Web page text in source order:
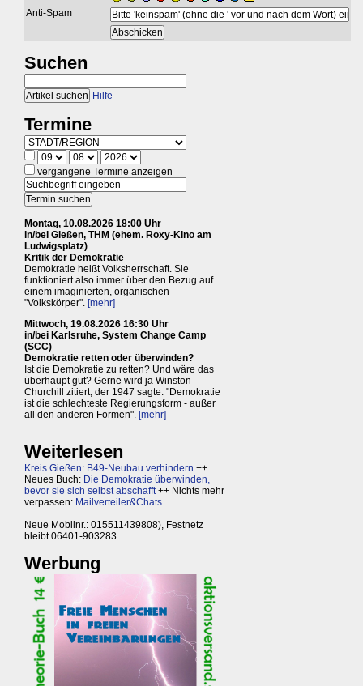
Anti-Spam
Suchen
Hilfe
Termine
vergangene Termine anzeigen
Montag, 10.08.2026 18:00 Uhr
in/bei Gießen, THM (ehem. Roxy-Kino am
Ludwigsplatz)
Kritik der Demokratie
Demokratie heißt Volksherrschaft. Sie
funktioniert also immer über den Bezug auf
einem imaginierten, organischen
"Volkskörper". [mehr]
Mittwoch, 19.08.2026 16:30 Uhr
in/bei Karlsruhe, System Change Camp
(SCC)
Demokratie retten oder überwinden?
Ist die Demokratie zu retten? Und wäre das
überhaupt gut? Gerne wird ja Winston
Churchill zitiert, der 1947 sagte: "Demokratie
ist die schlechteste Regierungsform - außer
all den anderen Formen". [mehr]
Weiterlesen
Kreis Gießen: B49-Neubau verhindern ++
Neues Buch: Die Demokratie überwinden,
bevor sie sich selbst abschafft++ Nichts mehr
verpassen: Mailverteiler&Chats
Neue Mobilnr.: 015511439808), Festnetz
bleibt 06401-903283
Werbung